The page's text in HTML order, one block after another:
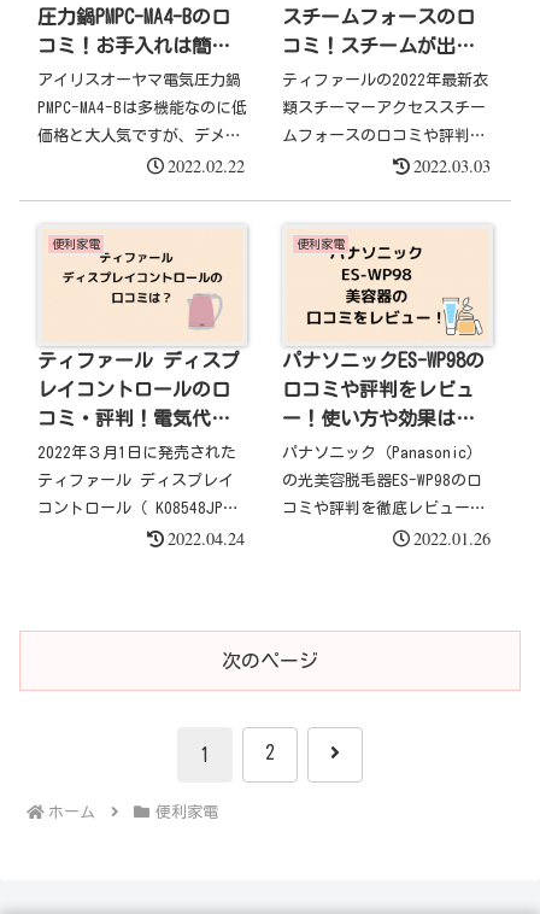
圧力鍋PMPC-MA4-Bの口
コミ！お手入れは簡
単？
アイリスオーヤマ電気圧力鍋
PMPC-MA4-Bは多機能なのに低
価格と大人気ですが、デメリ
ットやお手入れの方法、電気
そこで、この記事ではアイリ
スオーヤマの電気圧力鍋の愛
用者である私の口コミや
PMPC-MA4-B愛用しているSNS
での口コミ・評判のレビュー
をまとめました。
2022.02.22
スチームフォースの口
コミ！スチームが出な
いって本当？
ティファールの2022年最新衣
類スチーマーアクセススチー
ムフォースの口コミや評判の
レビューをまとめました。ス
衣類スチーマー アクセスス
チームフォースですが使い方
についても解説しています。
2022.03.03
便利家電
ティファール ディスプ
レイコントロールの口
コミ・評判！電気代
は？
2022年３月1日に発売された
ティファール ディスプレイ
コントロール（ KO8548JP）
の口コミや評判をレビューし
KO8548JP）の口コミや評判の
2022.04.24
便利家電
パナソニックES-WP98の
口コミや評判をレビュ
ー！使い方や効果はど
う？
パナソニック（Panasonic）
の光美容脱毛器ES-WP98の口
コミや評判を徹底レビューし
ていきます！自宅で手軽に光
いです。
2022.01.26
次のページ
1 2 次
ホーム 便利家電